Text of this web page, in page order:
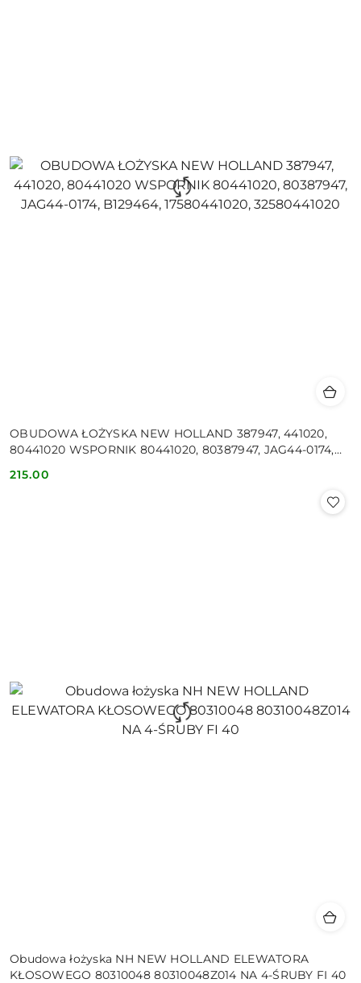
OBUDOWA ŁOŻYSKA NEW HOLLAND 387947, 441020,
80441020 WSPORNIK 80441020, 80387947, JAG44-0174,
Cena:
215.00
Obudowa łożyska NH NEW HOLLAND ELEWATORA
KŁOSOWEGO 80310048 80310048Z014 NA 4-ŚRUBY FI 40